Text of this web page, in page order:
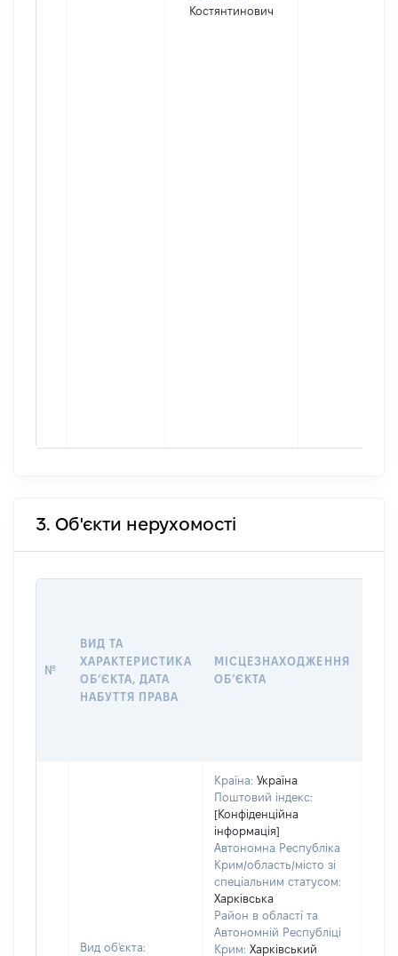
Костянтинович
3. Об'єкти нерухомості
№
ВИД ТА
ХАРАКТЕРИСТИКА
ОБʼЄКТА, ДАТА
НАБУТТЯ ПРАВА
МІСЦЕЗНАХОДЖЕННЯ
ОБʼЄКТА
Вид об'єкта:
Країна: Україна
Поштовий індекс:
[Конфіденційна
інформація]
Автономна Республіка
Крим/область/місто зі
спеціальним статусом:
Харківська
Район в області та
Автономній Республіці
Крим: Харківський